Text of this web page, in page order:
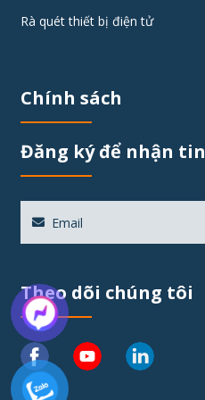
Rà quét thiết bị điện tử
Chính sách
Đăng ký để nhận tin
Theo dõi chúng tôi